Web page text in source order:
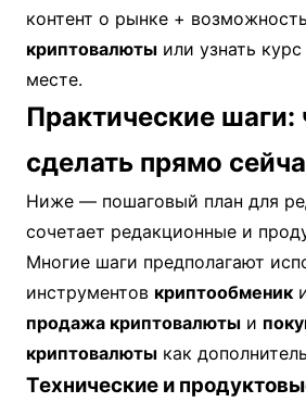
контент о рынке + возможность
криптовалюты или узнать
месте.
Практические
сделать прямо
Ниже — пошаговый план для
сочетает редакционные и
Многие шаги предполагают
инструментов криптообменик
продажа криптовалюты и
криптовалюты как
Технические и